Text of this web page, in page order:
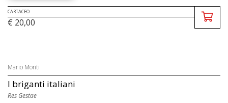
CARTACEO
€ 20,00
Mario Monti
I briganti italiani
Res Gestae